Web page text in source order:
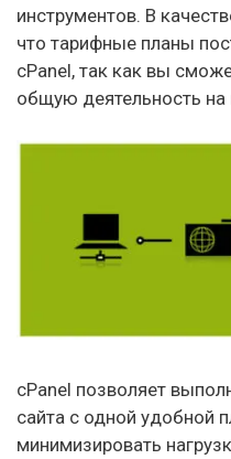
инструментов. В
что тарифные планы
cPanel, так как вы
общую деятельность на
cPanel позволяет
сайта с одной удобной
минимизировать